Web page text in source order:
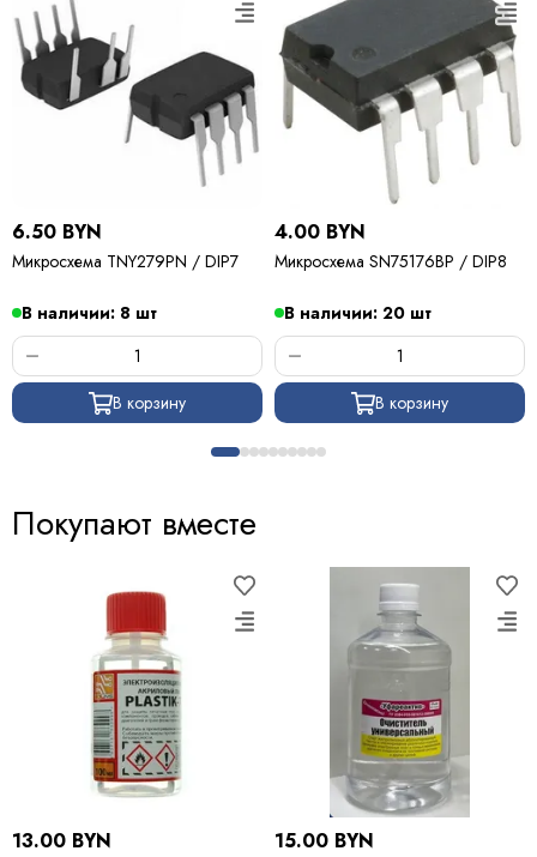
6.50 BYN
Микросхема TNY279PN / DIP7
В наличии: 8 шт
В корзину
4.00 BYN
Микросхема SN75176BP / DIP8
В наличии: 20 шт
В корзину
Покупают вместе
13.00 BYN 15.00 BYN